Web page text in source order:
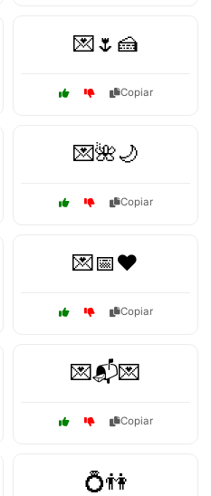
💌🌷🍰
Copiar
💌🌺🌙
Copiar
💌📅❤️
Copiar
💌📬💌
Copiar
💍👫